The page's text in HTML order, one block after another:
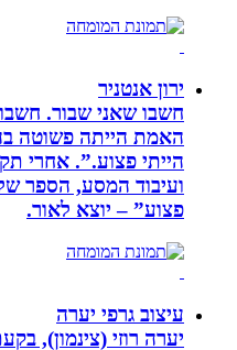
ירון אנטניר
חשבו שאני שבור. חשבו
האמת הייתה פשוטה
הייתי פצוע.”. אחרי תקופה
ועיבוד המסע, הספר שלי
פצוע” – יוצא לאור.
עיצוב גרפי יערה
יערה רוזי (צינמון), בקעת